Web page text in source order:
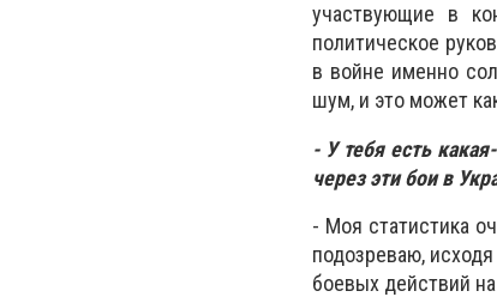
участвующие в
политическое
в войне именно
шум, и это может
- У тебя есть
через эти бои в
- Моя статистика
подозреваю,
боевых действий